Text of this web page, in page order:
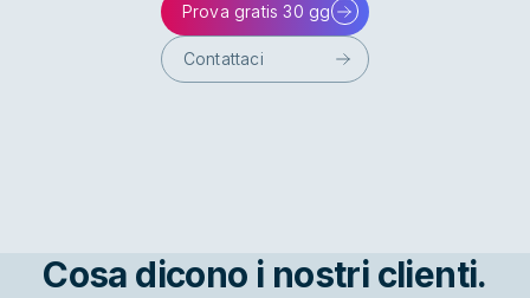
Prova gratis 30 gg
Contattaci
Cosa dicono i nostri clienti.